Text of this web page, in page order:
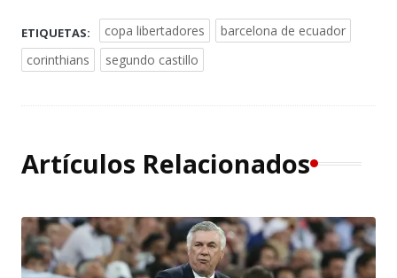
ETIQUETAS: copa libertadores
barcelona de ecuador
corinthians
segundo castillo
Artículos Relacionados